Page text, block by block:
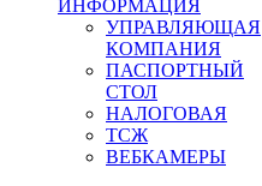
ИНФОРМАЦИЯ
УПРАВЛЯЮЩАЯ
КОМПАНИЯ
ПАСПОРТНЫЙ
СТОЛ
НАЛОГОВАЯ
ТСЖ
ВЕБКАМЕРЫ